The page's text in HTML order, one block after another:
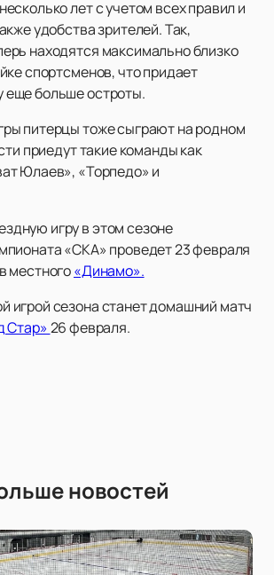
лет с учетом всех правил и
удобства зрителей. Так,
находятся максимально близко
спортсменов, что придает
еще больше остроты.
питерцы тоже сыграют на родном
приедут такие команды как
Юлаев», «Торпедо» и
игру в этом сезоне
«СКА» проведет 23 февраля
местного«Динамо».
игрой сезона станет домашний матч
Стар»26 февраля.
новостей